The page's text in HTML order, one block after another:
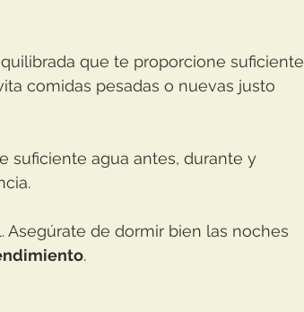
que te proporcione suficiente
comidas pesadas o nuevas justo
suficiente agua antes, durante y
Asegúrate de dormir bien las noches
.